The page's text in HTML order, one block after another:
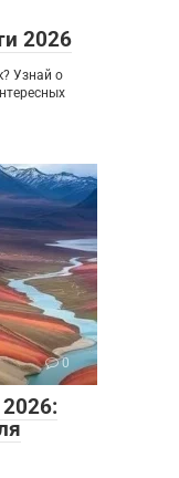
2026
Узнай о
0